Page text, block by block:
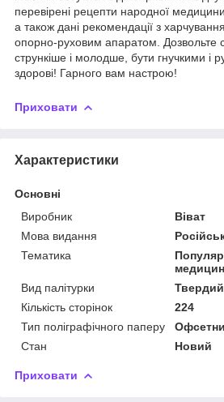
перевірені рецепти народної
а також дані рекомендації з
опорно-руховим апаратом. Дозвольте
стрункіше і молодше, бути гнучкими і
здорові! Гарного вам настрою!
Приховати
Характеристики
Основні
Виробник
Віват
Мова видання
Тематика
Вид палітурки
Твердий
Кількість сторінок
224
Тип поліграфічного паперу
Стан
Новий
Приховати